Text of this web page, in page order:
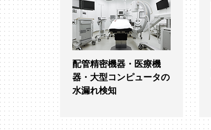
配管精密機器・医療機
器・大型コンピュータの
水漏れ検知